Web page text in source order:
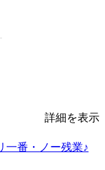
詳細を表示